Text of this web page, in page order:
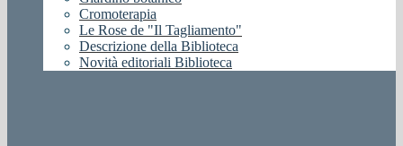
Cromoterapia
Le Rose de "Il Tagliamento"
Descrizione della Biblioteca
Novità editoriali Biblioteca